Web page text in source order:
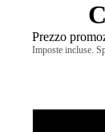
Prezzo
Imposte incluse.